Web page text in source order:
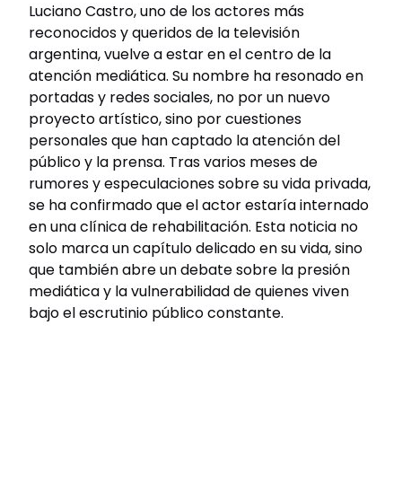
Luciano Castro, uno de los actores más
reconocidos y queridos de la televisión
argentina, vuelve a estar en el centro de la
atención mediática. Su nombre ha resonado en
portadas y redes sociales, no por un nuevo
proyecto artístico, sino por cuestiones
personales que han captado la atención del
público y la prensa. Tras varios meses de
rumores y especulaciones sobre su vida privada,
se ha confirmado que el actor estaría internado
en una clínica de rehabilitación. Esta noticia no
solo marca un capítulo delicado en su vida, sino
que también abre un debate sobre la presión
mediática y la vulnerabilidad de quienes viven
bajo el escrutinio público constante.